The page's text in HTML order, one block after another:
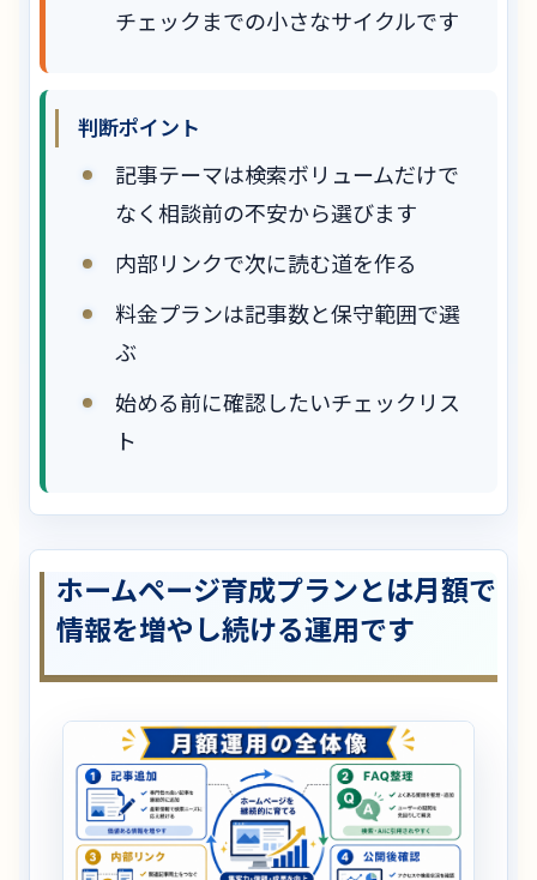
チェックまでの小さなサイクルです
判断ポイント
記事テーマは検索ボリュームだけで
なく相談前の不安から選びます
内部リンクで次に読む道を作る
料金プランは記事数と保守範囲で選
ぶ
始める前に確認したいチェックリス
ト
ホームページ育成プランとは月額で
情報を増やし続ける運用です